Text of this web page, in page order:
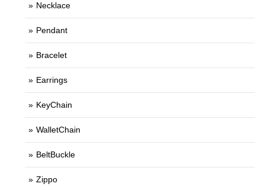
Necklace
Pendant
Bracelet
Earrings
KeyChain
WalletChain
BeltBuckle
Zippo